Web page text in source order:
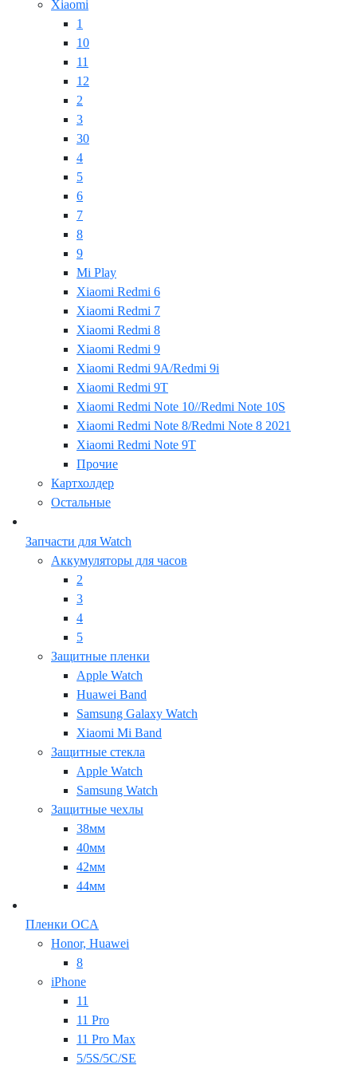
Xiaomi
1
10
11
12
2
3
30
4
5
6
7
8
9
Mi Play
Xiaomi Redmi 6
Xiaomi Redmi 7
Xiaomi Redmi 8
Xiaomi Redmi 9
Xiaomi Redmi 9A/Redmi 9i
Xiaomi Redmi 9T
Xiaomi Redmi Note 10//Redmi Note 10S
Xiaomi Redmi Note 8/Redmi Note 8 2021
Xiaomi Redmi Note 9T
Прочие
Картхолдер
Остальные
Запчасти для Watch
Аккумуляторы для часов
2
3
4
5
Защитные пленки
Apple Watch
Huawei Band
Samsung Galaxy Watch
Xiaomi Mi Band
Защитные стекла
Apple Watch
Samsung Watch
Защитные чехлы
38мм
40мм
42мм
44мм
Пленки OCA
Honor, Huawei
8
iPhone
11
11 Pro
11 Pro Max
5/5S/5C/SE